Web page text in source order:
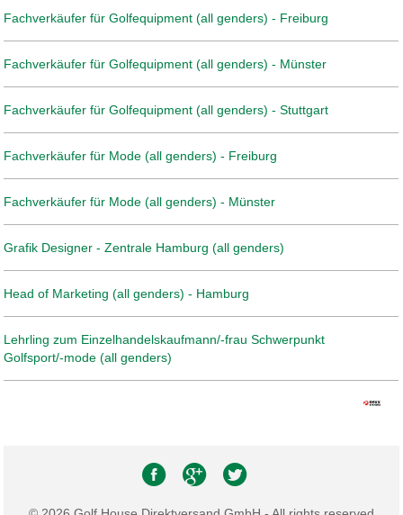
Fachverkäufer für Golfequipment (all genders) - Freiburg
Fachverkäufer für Golfequipment (all genders) - Münster
Fachverkäufer für Golfequipment (all genders) - Stuttgart
Fachverkäufer für Mode (all genders) - Freiburg
Fachverkäufer für Mode (all genders) - Münster
Grafik Designer - Zentrale Hamburg (all genders)
Head of Marketing (all genders) - Hamburg
Lehrling zum Einzelhandelskaufmann/-frau Schwerpunkt
Golfsport/-mode (all genders)